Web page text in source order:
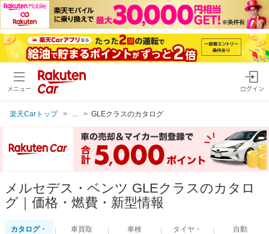
メニュー ログイン
楽天Carトップ GLEクラスのカタログ
メルセデス・ベンツ GLEクラスのカタロ
グ｜価格・燃費・新型情報
カタログ・
車買取
車検
タイヤ・
自動